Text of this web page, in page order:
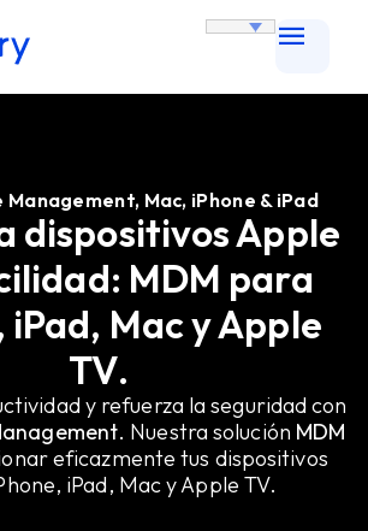
Mac, iPhone & iPad
dispositivos Apple
MDM para
iPad, Mac y Apple
TV.
y refuerza la seguridad con
. Nuestra solución MDM
eficazmente tus dispositivos
iPad, Mac y Apple TV.